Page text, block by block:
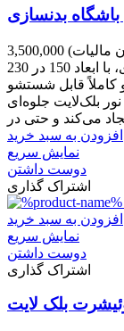
بدنسازی
مالیات)
بک‌دراپ بلک لایت مخصوص باشگاه بدنسازی، با ابعاد 150 در 230
کاملاً قابل شستشو
بلک‌لایت جلوه‌ای
افزودن به سبد خرید
نمایش سریع
دوست داشتن
اشتراک گذاری
افزودن به سبد خرید
نمایش سریع
دوست داشتن
اشتراک گذاری
بلک لایت